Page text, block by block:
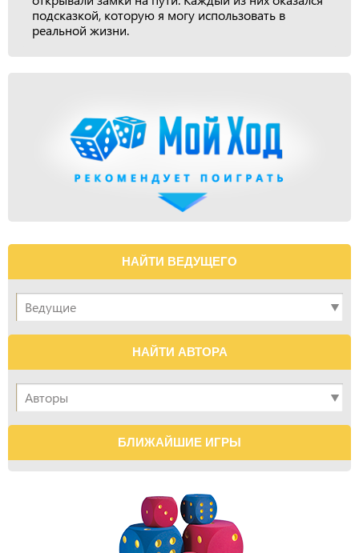
подсказкой, которую я могу использовать в
реальной жизни.
НАЙТИ ВЕДУЩЕГО
НАЙТИ АВТОРА
БЛИЖАЙШИЕ ИГРЫ